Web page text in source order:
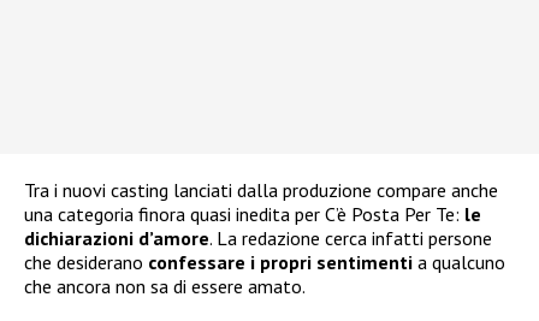
Tra i nuovi casting lanciati dalla produzione compare anche
una categoria finora quasi inedita per C’è Posta Per Te: le
dichiarazioni d’amore. La redazione cerca infatti persone
che desiderano confessare i propri sentimenti a qualcuno
che ancora non sa di essere amato.